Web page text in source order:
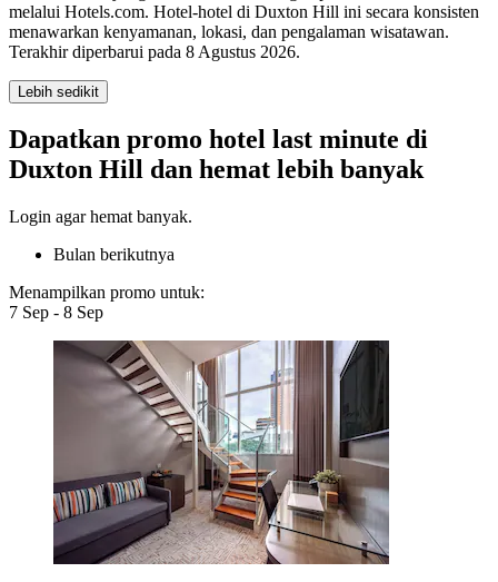
melalui Hotels.com. Hotel-hotel di Duxton Hill ini secara konsisten
menawarkan kenyamanan, lokasi, dan pengalaman wisatawan.
Terakhir diperbarui pada 8 Agustus 2026.
Lebih sedikit
Dapatkan promo hotel last minute di
Duxton Hill dan hemat lebih banyak
Login agar hemat banyak.
Bulan berikutnya
Menampilkan promo untuk:
7 Sep - 8 Sep